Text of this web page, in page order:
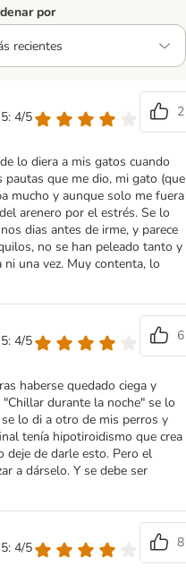
por
4/5
2
lo diera a mis gatos cuando
pautas que me dio, mi gato (que
mucho y aunque solo me fuera
arenero por el estrés. Se lo
dias antes de irme, y parece
no se han peleado tanto y
una vez. Muy contenta, lo
4/5
6
haberse quedado ciega y
durante la noche" se lo
lo di a otro de mis perros y
tenía hipotiroidismo que crea
deje de darle esto. Pero el
a dárselo. Y se debe ser
4/5
8